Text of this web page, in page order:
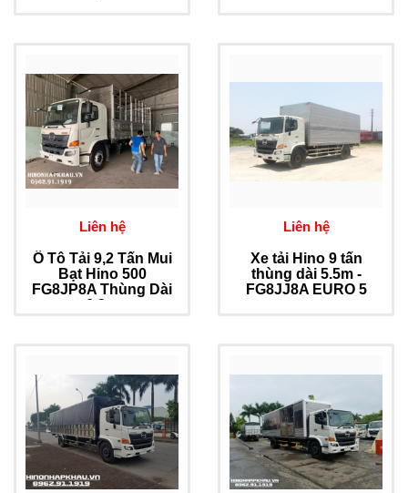
Liên hệ
Ô Tô Tải 9,2 Tấn Mui
Bạt Hino 500
FG8JP8A Thùng Dài
6,3m
Liên hệ
Xe tải Hino 9 tấn
thùng dài 5.5m -
FG8JJ8A EURO 5